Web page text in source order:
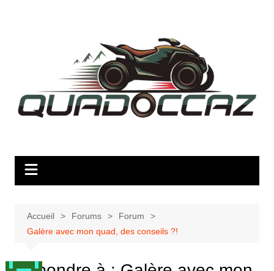
Accueil Forums
Forum
Galère avec mon quad, des conseils ?!